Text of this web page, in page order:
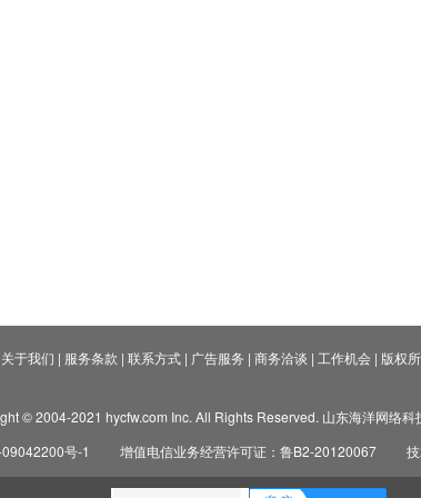
关于我们 | 服务条款 | 联系方式| 广告服务 | 商务洽谈 | 工作机会| 版权
© 2004-2021 hycfw.com Inc. All Rights Reserved. 山东海洋网络科
号-1
增值电信业务经营许可证：鲁B2-20120067